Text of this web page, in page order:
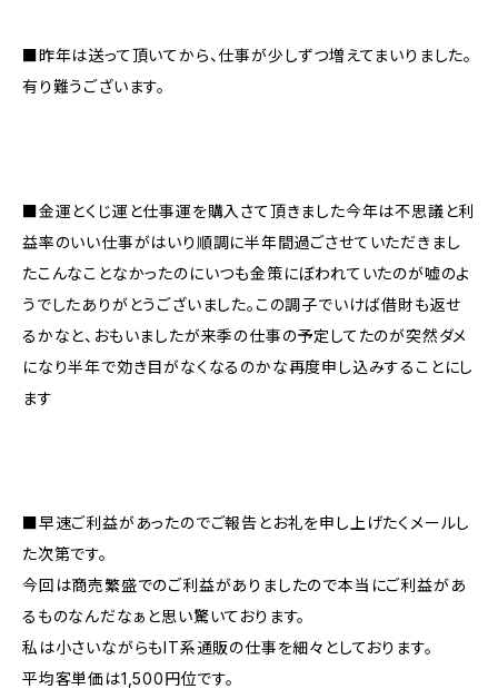
■昨年は送って頂いてから、仕事が少しずつ増えてまいりました。
有り難うございます。
■金運とくじ運と仕事運を購入さて頂きました今年は不思議と利
益率のいい仕事がはいり順調に半年間過ごさせていただきまし
たこんなことなかったのにいつも金策にぼわれていたのが嘘のよ
うでしたありがとうございました。この調子でいけば借財も返せ
るかなと、おもいましたが来季の仕事の予定してたのが突然ダメ
になり半年で効き目がなくなるのかな再度申し込みすることにし
ます
■早速ご利益があったのでご報告とお礼を申し上げたくメールし
た次第です。
今回は商売繁盛でのご利益がありましたので本当にご利益があ
るものなんだなぁと思い驚いております。
私は小さいながらもIT系通販の仕事を細々としております。
平均客単価は1,500円位です。